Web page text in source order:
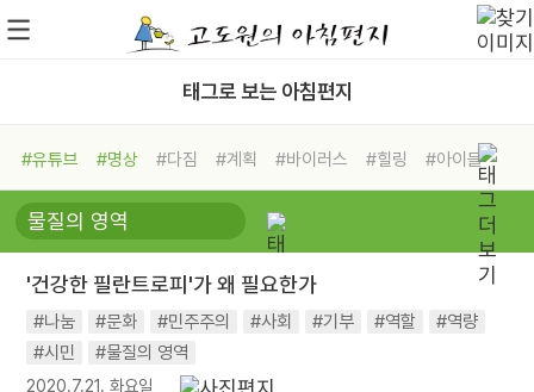
태그로 보는 아침편지
#유튜브 #명상 #다짐 #계획 #바이러스 #힐링
#아이들
#비전캠프
#독서캠프 #삶
#희망
#나눔 #친구 #링컨학교
#독서
#건강 #면역력
'건강한 필란트로피'가 왜 필요한가
#나눔 #문화 #민주주의 #사회 #기부 #역할
#역량
#시민
#물질의 영역
2020.7.21. 화요일